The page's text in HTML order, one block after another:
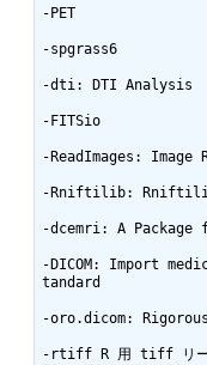
-PET
-spgrass6
-dti: DTI Analysis
-FITSio
-ReadImages: Image
-Rniftilib:
-dcemri: A Package
-DICOM: Import
tandard
-oro.dicom:
-rtiff R 用 tiff リー